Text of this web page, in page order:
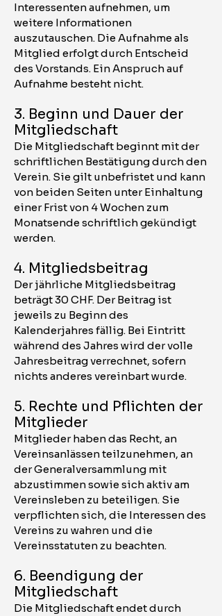
Interessenten aufnehmen, um
weitere Informationen
auszutauschen. Die Aufnahme als
Mitglied erfolgt durch Entscheid
des Vorstands. Ein Anspruch auf
Aufnahme besteht nicht.
3. Beginn und Dauer der
Mitgliedschaft
Die Mitgliedschaft beginnt mit der
schriftlichen Bestätigung durch den
Verein. Sie gilt unbefristet und kann
von beiden Seiten unter Einhaltung
einer Frist von 4 Wochen zum
Monatsende schriftlich gekündigt
werden.
4. Mitgliedsbeitrag
Der jährliche Mitgliedsbeitrag
beträgt 30 CHF. Der Beitrag ist
jeweils zu Beginn des
Kalenderjahres fällig. Bei Eintritt
während des Jahres wird der volle
Jahresbeitrag verrechnet, sofern
nichts anderes vereinbart wurde.
5. Rechte und Pflichten der
Mitglieder
Mitglieder haben das Recht, an
Vereinsanlässen teilzunehmen, an
der Generalversammlung mit
abzustimmen sowie sich aktiv am
Vereinsleben zu beteiligen. Sie
verpflichten sich, die Interessen des
Vereins zu wahren und die
Vereinsstatuten zu beachten.
6. Beendigung der
Mitgliedschaft
Die Mitgliedschaft endet durch